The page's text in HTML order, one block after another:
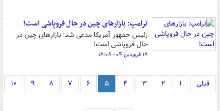
ترامپ: بازارهای چین در حال فروپاشی است!
رئیس جمهور آمریکا مدعی شد: بازارهای چین در
حال فروپاشی است!
۱۸ فروردین ۰۴ - ۱۸:۰۸
قبلی ۱ ۲ ۳ ۴ ۵ ۶ ۷ ۸ ۹ ۱۰